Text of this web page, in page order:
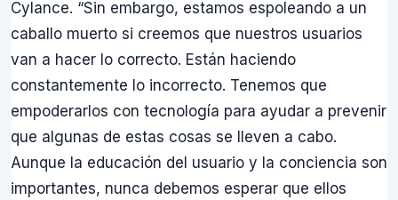
Cylance. “Sin embargo, estamos espoleando a un
caballo muerto si creemos que nuestros usuarios
van a hacer lo correcto. Están haciendo
constantemente lo incorrecto. Tenemos que
empoderarlos con tecnología para ayudar a prevenir
que algunas de estas cosas se lleven a cabo.
Aunque la educación del usuario y la conciencia son
importantes, nunca debemos esperar que ellos